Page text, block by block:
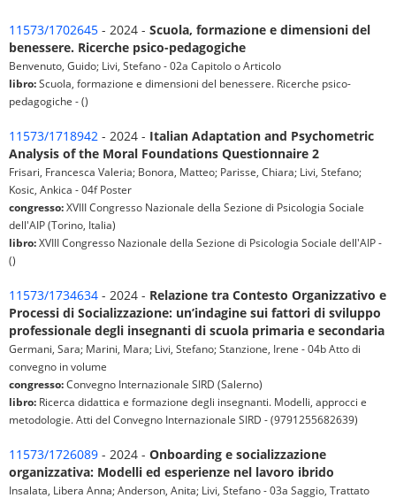
11573/1702645 - 2024 - Scuola, formazione e dimensioni del
benessere. Ricerche psico-pedagogiche
Benvenuto, Guido; Livi, Stefano - 02a Capitolo o Articolo
libro:Scuola, formazione e dimensioni del benessere. Ricerche psico-
pedagogiche - ()
11573/1718942 - 2024 - Italian Adaptation and Psychometric
Analysis of the Moral Foundations Questionnaire 2
Frisari, Francesca Valeria; Bonora, Matteo; Parisse, Chiara; Livi, Stefano;
Kosic, Ankica - 04f Poster
congresso:XVIII Congresso Nazionale della Sezione di Psicologia Sociale
dell'AIP (Torino, Italia)
libro:XVIII Congresso Nazionale della Sezione di Psicologia Sociale dell'AIP -
()
11573/1734634 - 2024 - Relazione tra Contesto Organizzativo e
Processi di Socializzazione: un’indagine sui fattori di sviluppo
professionale degli insegnanti di scuola primaria e secondaria
Germani, Sara; Marini, Mara; Livi, Stefano; Stanzione, Irene - 04b Atto di
convegno in volume
congresso:Convegno Internazionale SIRD (Salerno)
libro: Ricerca didattica e formazione degli insegnanti. Modelli, approcci e
metodologie. Atti del Convegno Internazionale SIRD - (9791255682639)
11573/1726089 - 2024 - Onboarding e socializzazione
organizzativa: Modelli ed esperienze nel lavoro ibrido
Insalata, Libera Anna; Anderson, Anita; Livi, Stefano - 03a Saggio, Trattato